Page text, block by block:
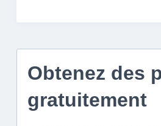
Obtenez des
gratuitement